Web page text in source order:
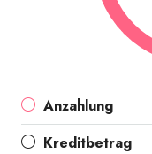
Anzahlung
Kreditbetrag